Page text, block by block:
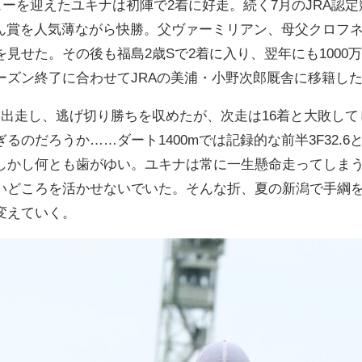
を迎えたユキナは初陣で2着に好走。続く7月のJRA認
賞を人気薄ながら快勝。父ヴァーミリアン、母父クロフ
せた。その後も福島2歳Sで2着に入り、翌年にも1000
ズン終了に合わせてJRAの美浦・小野次郎厩舎に移籍し
走し、逃げ切り勝ちを収めたが、次走は16着と大敗し
るのだろうか……ダート1400mでは記録的な前半3F32.6
かし何とも歯がゆい。ユキナは常に一生懸命走ってしま
どころを活かせないでいた。そんな折、夏の新潟で手綱
ていく。